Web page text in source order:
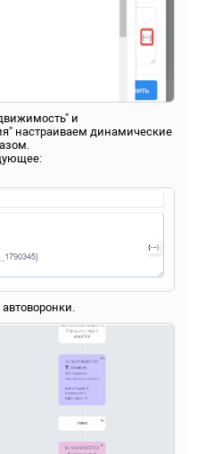
и
настраиваем динамические